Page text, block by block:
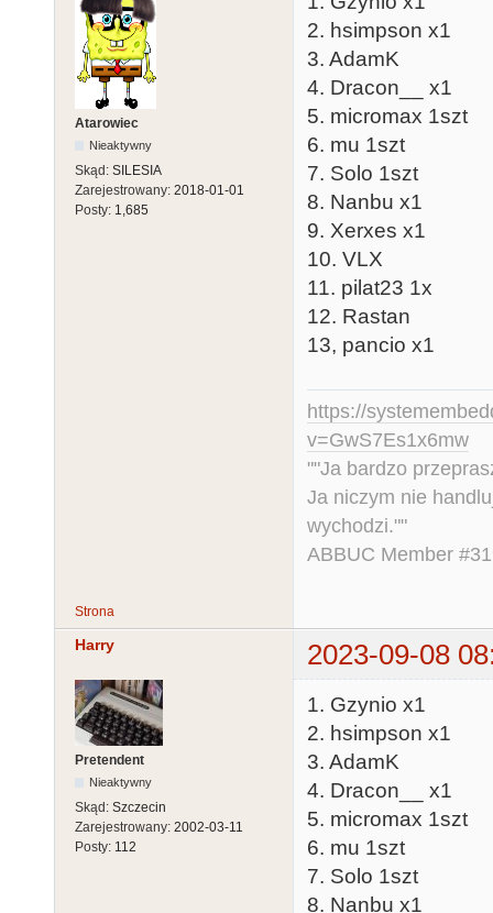
Atarowiec
Nieaktywny
Skąd: SILESIA
Zarejestrowany: 2018-01-01
Posty: 1,685
2. hsimpson x1
3. AdamK
4. Dracon__ x1
5. micromax 1szt
6. mu 1szt
7. Solo 1szt
8. Nanbu x1
9. Xerxes x1
10. VLX
11. pilat23 1x
12. Rastan
13, pancio x1
https://
v=GwS7Es1x6mw
""Ja bardzo
Ja niczym nie
wychodzi.""
ABBUC Member
Strona
Harry 2023-09-08
Pretendent
Nieaktywny
Skąd: Szczecin
Zarejestrowany: 2002-03-11
Posty: 112
1. Gzynio x1
2. hsimpson x1
3. AdamK
4. Dracon__ x1
5. micromax 1szt
6. mu 1szt
7. Solo 1szt
8. Nanbu x1